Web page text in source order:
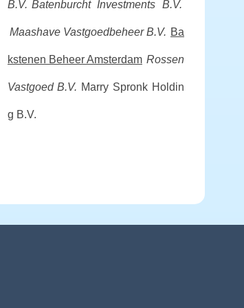
B.V. Batenburcht Investments B.V.
Maashave Vastgoedbeheer B.V. Ba
kstenen Beheer Amsterdam Rossen
Vastgoed B.V. Marry Spronk Holdin
g B.V.